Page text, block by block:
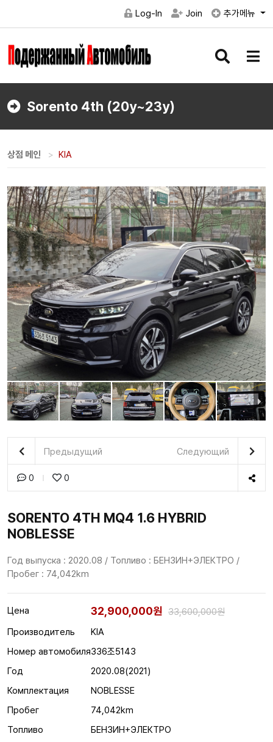
Log-In Join 추가메뉴
검
버
메
버
Sorento 4th (20y~23y)
상점 메인 KIA
Предыдущий Следующий
0 0
SORENTO 4TH MQ4 1.6 HYBRID
NOBLESSE
Год выпуска : 2020.08 / Топливо : БЕНЗИН+ЭЛЕКТРО /
Пробег : 74,042km
Цена 32,900,000원 33,600,000원
Производитель
KIA
Номер автомобиля336조5143
Год
2020.08(2021)
Комплектация
NOBLESSE
Пробег
74,042km
Топливо
БЕНЗИН+ЭЛЕКТРО